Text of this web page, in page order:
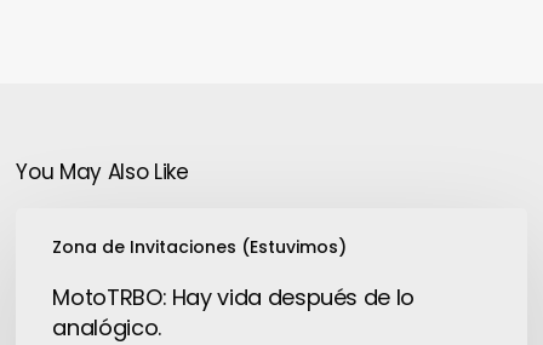
You May Also Like
Zona de Invitaciones (Estuvimos)
despuésMotoTRBO: Hay vida después de lo
analógico.